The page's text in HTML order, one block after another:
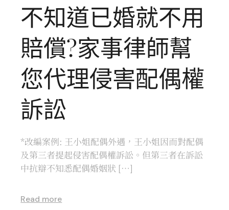
不知道已婚就不用
賠償?家事律師幫
您代理侵害配偶權
訴訟
*改編案例: 王小姐配偶外遇，王小姐因而對配偶
及第三者提起侵害配偶權訴訟。但第三者在訴訟
中抗辯不知悉配偶婚姻狀 […]
Read more